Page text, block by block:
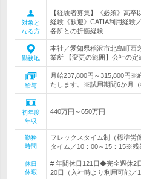
対象と
なる方
【経験者募集】《必須》高
経験《歓迎》CATIA利用経験
各所との折衝経験
勤務地
本社／愛知県稲沢市北島町西
業所 【変更の範囲】会社の定
給与
月給237,800円～315,800円※
たします。※試用期間6か月（
初年度
年収
440万円～650万円
勤務
時間
フレックスタイム制（標準
タイム／10：00～15：15※残
休日
休暇
# 年間休日121日◆完全週休2
20日（入社時より利用可能／